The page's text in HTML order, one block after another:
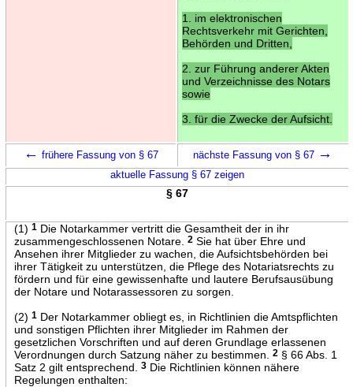
1. im elektronischen
Rechtsverkehr mit Gerichten,
Behörden und Dritten,
2. zur Führung anderer Akten
und Verzeichnisse des Notars
sowie
3. für die Zwecke der Aufsicht.
← frühere Fassung von § 67 nächste Fassung von § 67 →
aktuelle Fassung § 67 zeigen
§ 67
(1) 1Die Notarkammer vertritt die Gesamtheit der in ihr
zusammengeschlossenen Notare.
2Sie hat über Ehre und
Ansehen ihrer Mitglieder zu wachen, die Aufsichtsbehörden bei
ihrer Tätigkeit zu unterstützen, die Pflege des Notariatsrechts zu
fördern und für eine gewissenhafte und lautere Berufsausübung
der Notare und Notarassessoren zu sorgen.
(2) 1Der Notarkammer obliegt es, in Richtlinien die Amtspflichten
und sonstigen Pflichten ihrer Mitglieder im Rahmen der
gesetzlichen Vorschriften und auf deren Grundlage erlassenen
Verordnungen durch Satzung näher zu bestimmen.
2§ 66 Abs. 1
Satz 2 gilt entsprechend.
3Die Richtlinien können nähere
Regelungen enthalten: